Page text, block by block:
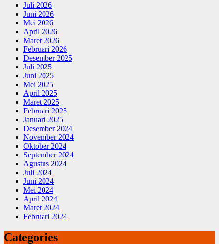
Juli 2026
Juni 2026
Mei 2026
April 2026
Maret 2026
Februari 2026
Desember 2025
Juli 2025
Juni 2025
Mei 2025
April 2025
Maret 2025
Februari 2025
Januari 2025
Desember 2024
November 2024
Oktober 2024
September 2024
Agustus 2024
Juli 2024
Juni 2024
Mei 2024
April 2024
Maret 2024
Februari 2024
Categories